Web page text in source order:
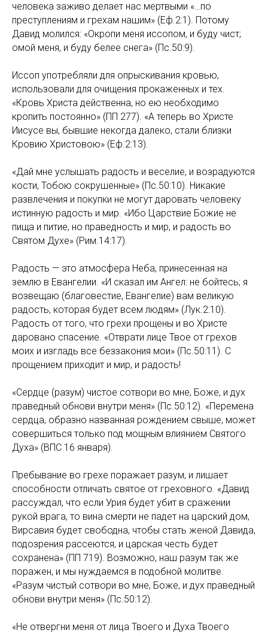
человека заживо делает нас мертвыми «…по
преступлениям и грехам нашим» (Еф.2:1). Потому
Давид молился: «Окропи меня иссопом, и буду чист;
омой меня, и буду белее снега» (Пс.50:9).
Иссоп употребляли для опрыскивания кровью,
использовали для очищения прокаженных и тех.
«Кровь Христа действенна, но ею необходимо
кропить постоянно» (ПП 277). «А теперь во Христе
Иисусе вы, бывшие некогда далеко, стали близки
Кровию Христовою» (Еф.2:13).
«Дай мне услышать радость и веселие, и возрадуются
кости, Тобою сокрушенные» (Пс.50:10). Никакие
развлечения и покупки не могут даровать человеку
истинную радость и мир. «Ибо Царствие Божие не
пища и питие, но праведность и мир, и радость во
Святом Духе» (Рим.14:17).
Радость — это атмосфера Неба, принесенная на
землю в Евангелии. «И сказал им Ангел: не бойтесь; я
возвещаю (благовестие, Евангелие) вам великую
радость, которая будет всем людям» (Лук.2:10).
Радость от того, что грехи прощены и во Христе
даровано спасение. «Отврати лице Твое от грехов
моих и изгладь все беззакония мои» (Пс.50:11). С
прощением приходит и мир, и радость!
«Сердце (разум) чистое сотвори во мне, Боже, и дух
праведный обнови внутри меня» (Пс.50:12). «Перемена
сердца, образно названная рождением свыше, может
совершиться только под мощным влиянием Святого
Духа» (ВПС 16 января).
Пребывание во грехе поражает разум, и лишает
способности отличать святое от греховного. «Давид
рассуждал, что если Урия будет убит в сражении
рукой врага, то вина смерти не падет на царский дом,
Вирсавия будет свободна, чтобы стать женой Давида,
подозрения рассеются, и царская честь будет
сохранена» (ПП 719). Возможно, наш разум так же
поражен, и мы нуждаемся в подобной молитве.
«Разум чистый сотвори во мне, Боже, и дух праведный
обнови внутри меня» (Пс.50:12).
«Не отвергни меня от лица Твоего и Духа Твоего